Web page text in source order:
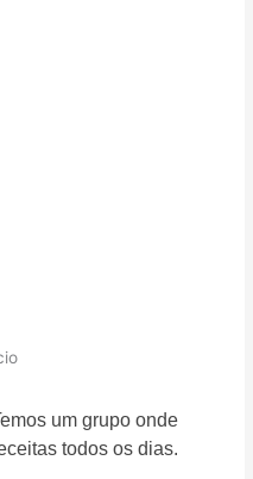
um grupo onde
todos os dias.